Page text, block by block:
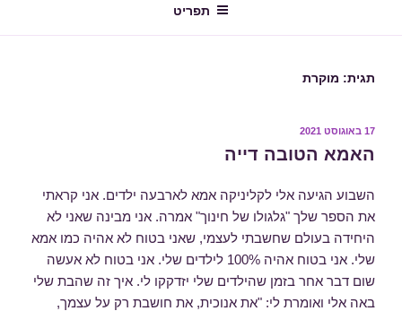
תפריט
תגית: מוקרת
פורסם
17 באוגוסט 2021
האמא הטובה דייה
השבוע הגיעה אלי לקליניקה אמא לארבעה ילדים. אני קראתי
את הספר שלך "גלגולו של חינוך" אמרה. אני מבינה שאני לא
היחידה בעולם שחשבתי לעצמי, שאני בטוח לא אהיה כמו אמא
שלי. אני בטוח אהיה 100% לילדים שלי. אני בטוח לא אעשה
שום דבר אחר בזמן שהילדים שלי יזדקקו לי. איך זה שהבת שלי
באה אלי ואומרת לי: "את אנוכית, את חושבת רק על עצמך,